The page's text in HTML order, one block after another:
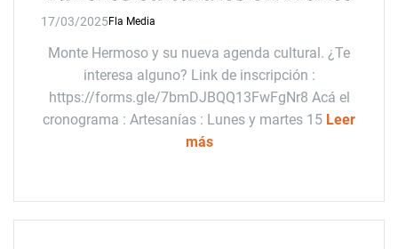
17/03/2025Fla Media
Monte Hermoso y su nueva agenda cultural. ¿Te
interesa alguno? Link de inscripción :
https://forms.gle/7bmDJBQQ13FwFgNr8 Acá el
cronograma : Artesanías : Lunes y martes 15 Leer
más